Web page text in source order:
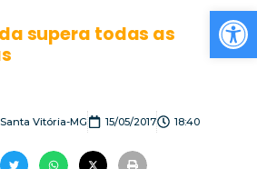
supera todas as
Vitória-MG 15/05/2017 18:40